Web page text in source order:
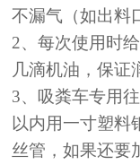
不漏气（如出料
2、每次使用时
几滴机油，保证
3、吸粪车专用
以内用一寸塑料
丝管，如果还要